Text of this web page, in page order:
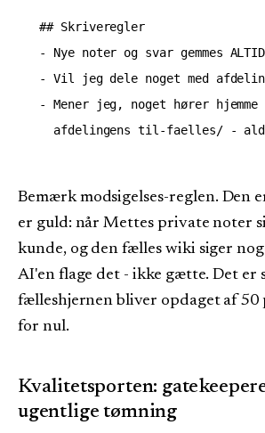
## Skriveregler
- Nye noter og svar gemmes
- Vil jeg dele noget med
- Mener jeg, noget hører
Bemærk modsigelses-reglen. Den
er guld: når Mettes private noter
kunde, og den fælles wiki siger
AI'en flage det - ikke gætte. Det er
fælleshjernen bliver opdaget af 50
for nul.
Kvalitetsporten:
ugentlige tømning